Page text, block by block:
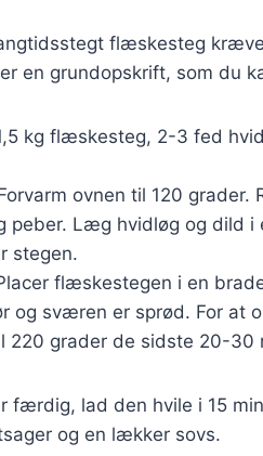
flæskesteg
en grundopskrift, som du
kg flæskesteg, 2-3 fed
ovnen til 120
peber. Læg hvidløg og dild i
stegen.
flæskestegen i en
og sværen er sprød. For at
220 grader de sidste 20-30
færdig, lad den hvile i 15
og en lækker sovs.